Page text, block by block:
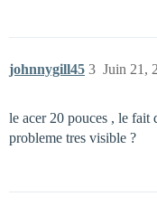
johnnygill45 Juin 21,
3
le acer 20 pouces , le
probleme tres visible ?